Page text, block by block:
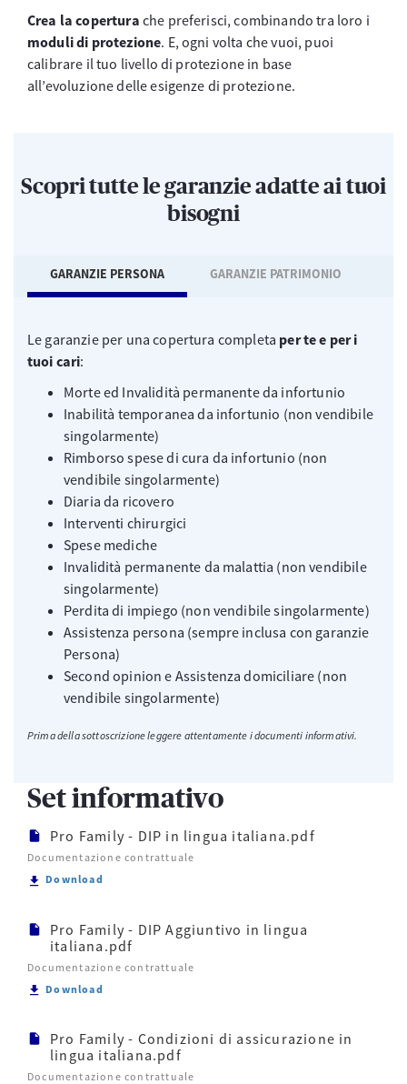
Crea la copertura che preferisci, combinando tra loro i
moduli di protezione. E, ogni volta che vuoi, puoi
calibrare il tuo livello di protezione in base
all’evoluzione delle esigenze di protezione.
Scopri tutte le garanzie adatte ai tuoi
bisogni
GARANZIE PERSONA GARANZIE PATRIMONIO
Le garanzie per una copertura completa per te e per i
tuoi cari:
Morte ed Invalidità permanente da infortunio
Inabilità temporanea da infortunio (non vendibile
singolarmente)
Rimborso spese di cura da infortunio (non
vendibile singolarmente)
Diaria da ricovero
Interventi chirurgici
Spese mediche
Invalidità permanente da malattia (non vendibile
singolarmente)
Perdita di impiego (non vendibile singolarmente)
Assistenza persona (sempre inclusa con garanzie
Persona)
Second opinion e Assistenza domiciliare (non
vendibile singolarmente)
Prima della sottoscrizione leggere attentamente i documenti informativi.
Set informativo
Pro Family - DIP in lingua italiana.pdf
Documentazione contrattuale
Download
Pro Family - DIP Aggiuntivo in lingua
italiana.pdf
Documentazione contrattuale
Download
Pro Family - Condizioni di assicurazione in
lingua italiana.pdf
Documentazione contrattuale